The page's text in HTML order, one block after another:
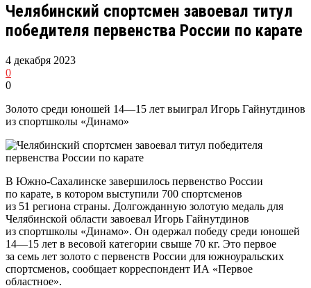
Челябинский спортсмен завоевал титул
победителя первенства России по карате
4 декабря 2023
0
0
Золото среди юношей 14—15 лет выиграл Игорь Гайнутдинов
из спортшколы «Динамо»
В Южно-Сахалинске завершилось первенство России
по карате, в котором выступили 700 спортсменов
из 51 региона страны. Долгожданную золотую медаль для
Челябинской области завоевал Игорь Гайнутдинов
из спортшколы «Динамо». Он одержал победу среди юношей
14—15 лет в весовой категории свыше 70 кг. Это первое
за семь лет золото с первенств России для южноуральских
спортсменов, сообщает корреспондент ИА «Первое
областное».